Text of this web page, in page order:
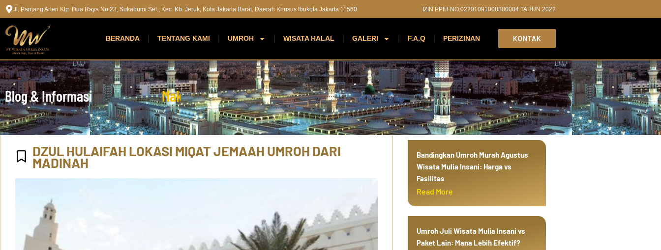
Jl. Panjang Arteri Klp. Dua Raya No.23, Sukabumi Sel., Kec. Kb. Jeruk, Kota Jakarta Barat, Daerah Khusus Ibukota Jakarta 11560 IZIN PPIU NO.02201091008880004 TAHUN 2022
BERANDA TENTANG KAMI UMROH WISATA HALAL GALERI F.A.Q PERIZINAN KONTAK
Blog & Informasi MakkahMadinah
DZUL HULAIFAH LOKASI MIQAT JEMAAH UMROH DARI
MADINAH
Bandingkan Umroh Murah Agustus
Wisata Mulia Insani: Harga vs
Fasilitas
Read More
Umroh Juli Wisata Mulia Insani vs
Paket Lain: Mana Lebih Efektif?